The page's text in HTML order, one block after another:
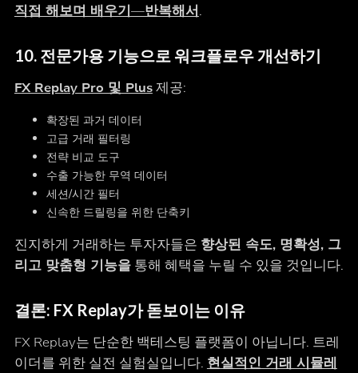
직접 해보며 배우기—반복해서.
10. 전문가용 기능으로 워크플로우 개선하기
FX Replay Pro 및 Plus제공:
확장된 과거 데이터
고급 거래 필터링
전략 비교 도구
수출 가능한 무역 데이터
세션/시간 필터
신속한 드릴링을 위한 단축키
진지하게 거래하는 투자자들은 향상된 속도, 명확성, 그
리고 맞춤형 기능을통해 혜택을 누릴 수 있을 것입니다.
결론: FX Replay가 돋보이는 이유
FX Replay는 단순한 백테스팅 플랫폼이 아닙니다. 트레
이더를 위한 실전 실험실입니다. 현실적인 거래 시뮬레